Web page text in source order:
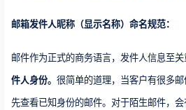
邮箱发件人昵称（显示名称）命名规范：
邮件作为正式的商务语言，发件人信息至关
件人身份。 很简单的道理，当客户有很多
先查看已知身份的邮件。对于陌生邮件，会